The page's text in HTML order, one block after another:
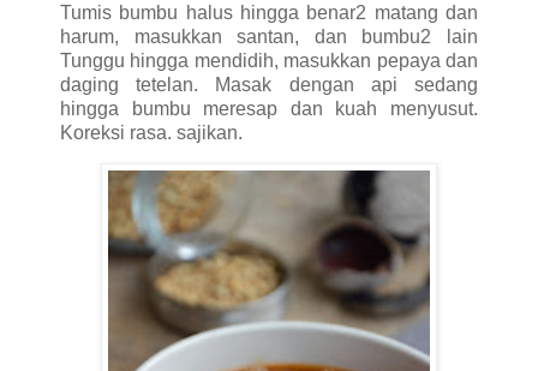
Tumis bumbu halus hingga benar2 matang dan
harum, masukkan santan, dan bumbu2 lain
Tunggu hingga mendidih, masukkan pepaya dan
daging tetelan. Masak dengan api sedang
hingga bumbu meresap dan kuah menyusut.
Koreksi rasa. sajikan.